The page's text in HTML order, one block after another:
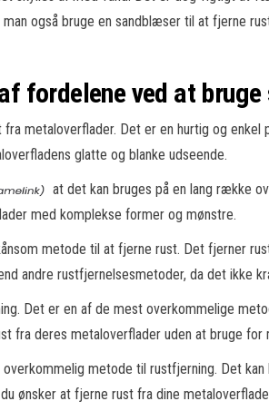
også bruge en sandblæser til at fjerne
fordelene ved at
metaloverflader. Det er en hurtig og
glatte og blanke udseende.
at det kan bruges på en lang række
med komplekse former og mønstre.
metode til at fjerne rust. Det fjerner
andre rustfjernelsesmetoder, da det ikke
Det er en af de mest overkommelige
fra deres metaloverflader uden at bruge for
metode til rustfjerning. Det
ønsker at fjerne rust fra dine